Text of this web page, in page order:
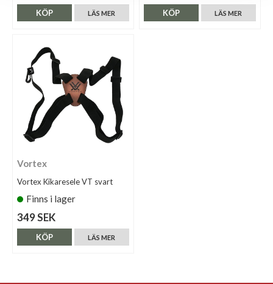
LÄS MER
KÖP LÄS MER
KÖP
Vortex
Vortex Kikaresele VT svart
Finns i lager
349 SEK
LÄS MER
KÖP